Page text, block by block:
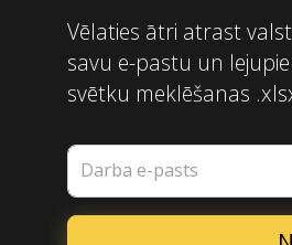
Vēlaties ātri atrast
savu e-pastu un
svētku meklēšanas
Darba e-pasts